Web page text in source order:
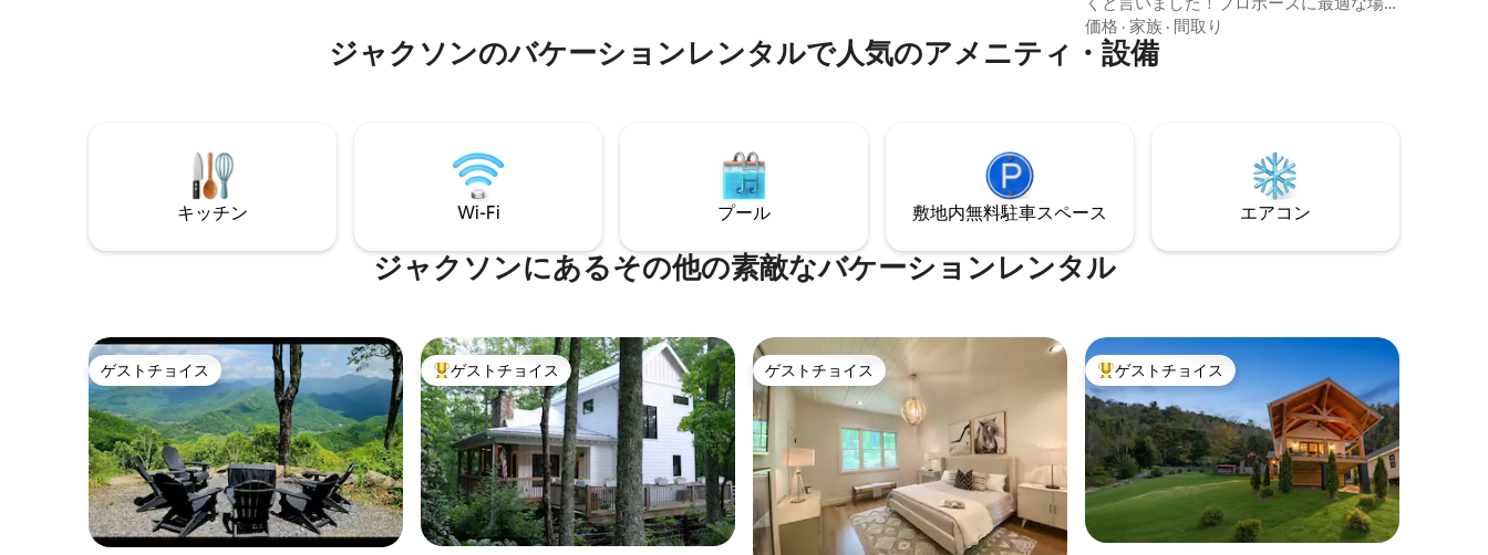
今すぐ、忘れられない休暇を予約しまし
ょう！
所です。追加のデコレーションもお手伝
いできます！中心部に位置するこの場所
でスタイリッシュな体験をお楽しみくだ
性は無限大です！キャッシャーズやハイ
ランドのダウンタウンへの短い旅行は、
この中心部のロケーションで夢を実現し
ます。 キャッシャーズ・スライディング
価格 · 家族 · 間取り
ジャクソンのバケーションレンタルで人気のアメニティ・設備
キッチン Wi-Fi プール 敷地内無料駐⁠車ス⁠ペ⁠ー⁠ス エアコン
ジャクソンにあるその他の素敵なバケーションレンタル
ゲストチョイス
ゲストチョイス 大好評のゲストチョイスです。
ゲストチョイス ゲストチョイス
ゲストチョイス 大好評のゲストチョイスです。
ゲストチョイス